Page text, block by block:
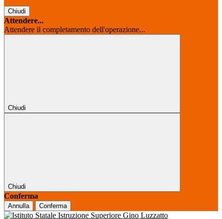
Chiudi
Attendere...
Attendere il completamento dell'operazione...
Chiudi
Chiudi
Conferma
Annulla Conferma